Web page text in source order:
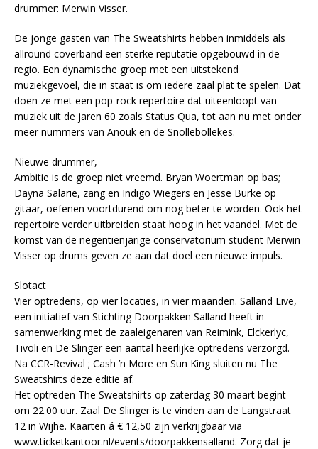
drummer: Merwin Visser.
De jonge gasten van The Sweatshirts hebben inmiddels als
allround coverband een sterke reputatie opgebouwd in de
regio. Een dynamische groep met een uitstekend
muziekgevoel, die in staat is om iedere zaal plat te spelen. Dat
doen ze met een pop-rock repertoire dat uiteenloopt van
muziek uit de jaren 60 zoals Status Qua, tot aan nu met onder
meer nummers van Anouk en de Snollebollekes.
Nieuwe drummer,
Ambitie is de groep niet vreemd. Bryan Woertman op bas;
Dayna Salarie, zang en Indigo Wiegers en Jesse Burke op
gitaar, oefenen voortdurend om nog beter te worden. Ook het
repertoire verder uitbreiden staat hoog in het vaandel. Met de
komst van de negentienjarige conservatorium student Merwin
Visser op drums geven ze aan dat doel een nieuwe impuls.
Slotact
Vier optredens, op vier locaties, in vier maanden. Salland Live,
een initiatief van Stichting Doorpakken Salland heeft in
samenwerking met de zaaleigenaren van Reimink, Elckerlyc,
Tivoli en De Slinger een aantal heerlijke optredens verzorgd.
Na CCR-Revival ; Cash ’n More en Sun King sluiten nu The
Sweatshirts deze editie af.
Het optreden The Sweatshirts op zaterdag 30 maart begint
om 22.00 uur. Zaal De Slinger is te vinden aan de Langstraat
12 in Wijhe. Kaarten á € 12,50 zijn verkrijgbaar via
www.ticketkantoor.nl/events/doorpakkensalland. Zorg dat je